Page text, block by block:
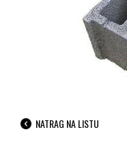
NATRAG NA LISTU